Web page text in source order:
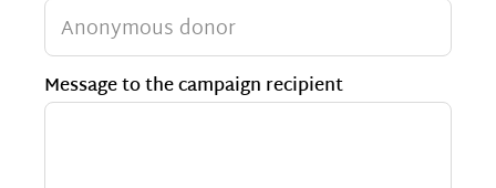
Message to the campaign recipient